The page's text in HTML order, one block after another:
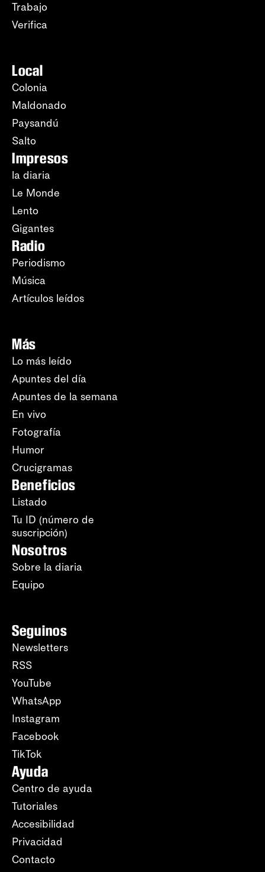
Trabajo
Verifica
Local
Colonia
Maldonado
Paysandú
Salto
Impresos
la diaria
Le Monde
Lento
Gigantes
Radio
Periodismo
Música
Artículos leídos
Más
Lo más leído
Apuntes del día
Apuntes de la semana
En vivo
Fotografía
Humor
Crucigramas
Beneficios
Listado
Tu ID (número de
suscripción)
Nosotros
Sobre la diaria
Equipo
Seguinos
Newsletters
RSS
YouTube
WhatsApp
Instagram
Facebook
TikTok
Ayuda
Centro de ayuda
Tutoriales
Accesibilidad
Privacidad
Contacto